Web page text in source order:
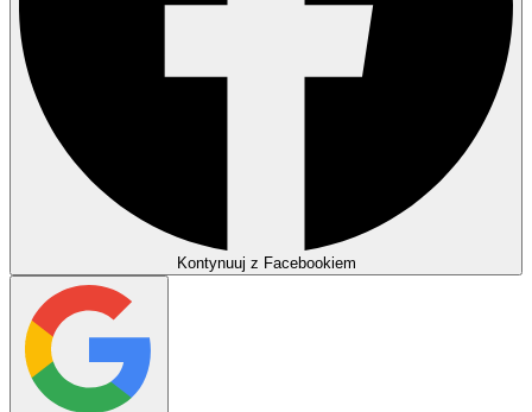
Kontynuuj z Facebookiem